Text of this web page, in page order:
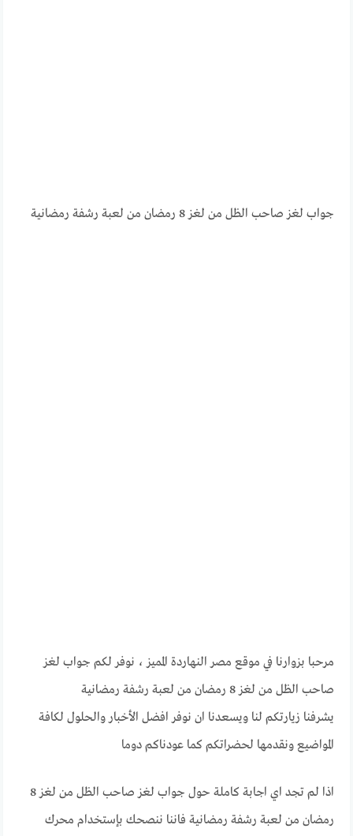
جواب لغز صاحب الظل من لغز 8 رمضان من لعبة رشفة رمضانية
مرحبا بزوارنا في موقع مصر النهاردة المميز ، نوفر لكم جواب لغز
صاحب الظل من لغز 8 رمضان من لعبة رشفة رمضانية
يشرفنا زيارتكم لنا ويسعدنا ان نوفر افضل الأخبار والحلول لكافة
المواضيع ونقدمها لحضراتكم كما عودناكم دوما
اذا لم تجد اي اجابة كاملة حول جواب لغز صاحب الظل من لغز 8
رمضان من لعبة رشفة رمضانية فاننا ننصحك بإستخدام محرك